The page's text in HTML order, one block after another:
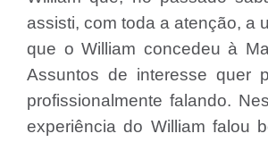
assisti, com toda a atenção, a
que o William concedeu à
Assuntos de interesse quer
profissionalmente falando.
experiência do William falou